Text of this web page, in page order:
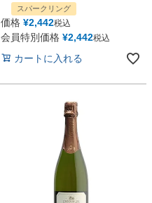
スパークリング
価格 ¥2,442税込
会員特別価格 ¥2,442税込
カートに入れる